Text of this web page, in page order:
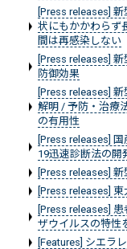
[Press releases]
状にもかかわらず
間は再感染しない
[Press releases]
防御効果
[Press releases]
解明 / 予防・治療
の有用性
[Press releases]
19迅速診断法の開
[Press releases]
[Press releases]
[Press releases]
ザウイルスの特性
[Features] シエラ